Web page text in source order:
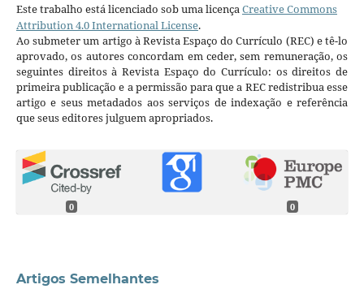
Este trabalho está licenciado sob uma licençaCreative Commons
Attribution 4.0 International License.
Ao submeter um artigo à Revista Espaço do Currículo (REC) e tê-lo
aprovado, os autores concordam em ceder, sem remuneração, os
seguintes direitos à Revista Espaço do Currículo: os direitos de
primeira publicação e a permissão para que a REC redistribua esse
artigo e seus metadados aos serviços de indexação e referência
que seus editores julguem apropriados.
0 0
Artigos Semelhantes